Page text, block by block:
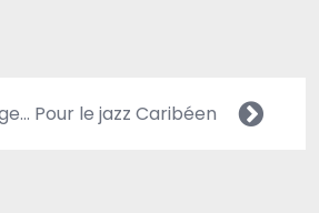
Pour le jazz Caribéen